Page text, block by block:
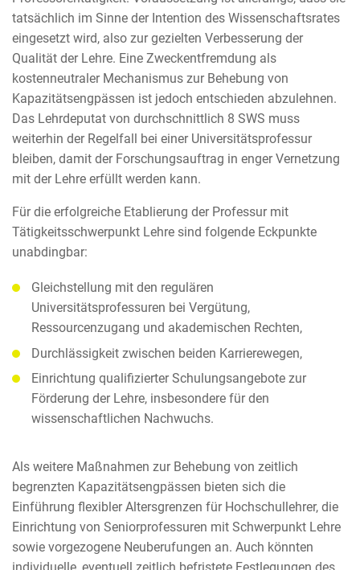
tatsächlich im Sinne der Intention des Wissenschaftsrates
eingesetzt wird, also zur gezielten Verbesserung der
Qualität der Lehre. Eine Zweckentfremdung als
kostenneutraler Mechanismus zur Behebung von
Kapazitätsengpässen ist jedoch entschieden abzulehnen.
Das Lehrdeputat von durchschnittlich 8 SWS muss
weiterhin der Regelfall bei einer Universitätsprofessur
bleiben, damit der Forschungsauftrag in enger Vernetzung
mit der Lehre erfüllt werden kann.
Für die erfolgreiche Etablierung der Professur mit
Tätigkeitsschwerpunkt Lehre sind folgende Eckpunkte
unabdingbar:
Gleichstellung mit den regulären
Universitätsprofessuren bei Vergütung,
Ressourcenzugang und akademischen Rechten,
Durchlässigkeit zwischen beiden Karrierewegen,
Einrichtung qualifizierter Schulungsangebote zur
Förderung der Lehre, insbesondere für den
wissenschaftlichen Nachwuchs.
Als weitere Maßnahmen zur Behebung von zeitlich
begrenzten Kapazitätsengpässen bieten sich die
Einführung flexibler Altersgrenzen für Hochschullehrer, die
Einrichtung von Seniorprofessuren mit Schwerpunkt Lehre
sowie vorgezogene Neuberufungen an. Auch könnten